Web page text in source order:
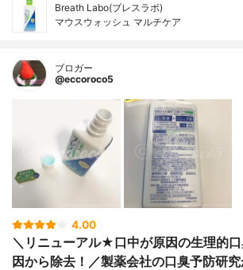
Breath Labo(ブレスラボ)
マウスウォッシュ マルチケア
ブロガー
@eccoroco5
4.00
＼リニューアル★口中が原因の生理的
因から除去！／製薬会社の口臭予防研